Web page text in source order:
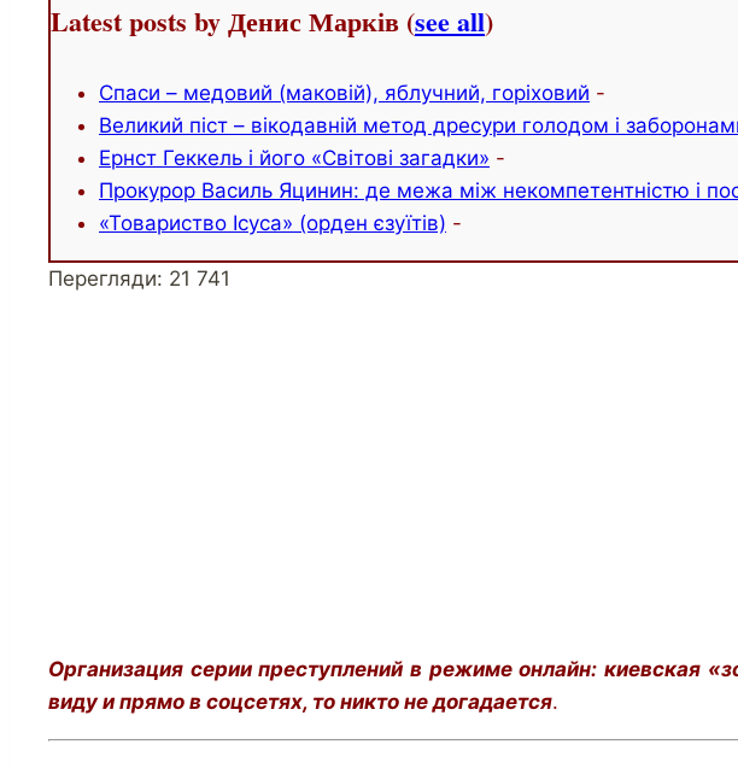
Latest posts by Денис Марків (see all)
Спаси – медовий (маковій), яблучний, горіховий -
Великий піст – вікодавній метод дресури голодом і
Ернст Геккель і його «Світові загадки» -
Прокурор Василь Яцинин: де межа між некомпетентністю і
«Товариство Ісуса» (орден єзуїтів) -
Перегляди: 21 741
Организация серии преступлений в режиме онлайн: киевская
виду и прямо в соцсетях, то никто не догадается.